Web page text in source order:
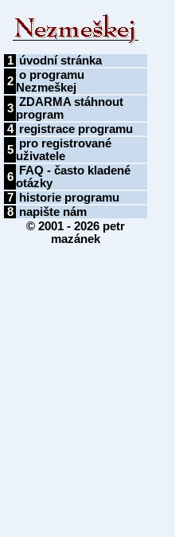
1 úvodní stránka
2 o programu
Nezmeškej
3 ZDARMA stáhnout
program
4 registrace programu
5 pro registrované
uživatele
6
FAQ - často kladené
otázky
7
historie programu
8 napište nám
© 2001 - 2026 petr
mazánek